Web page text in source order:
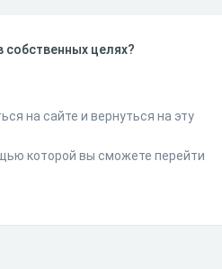
собственных целях?
на сайте и вернуться на эту
которой вы сможете перейти